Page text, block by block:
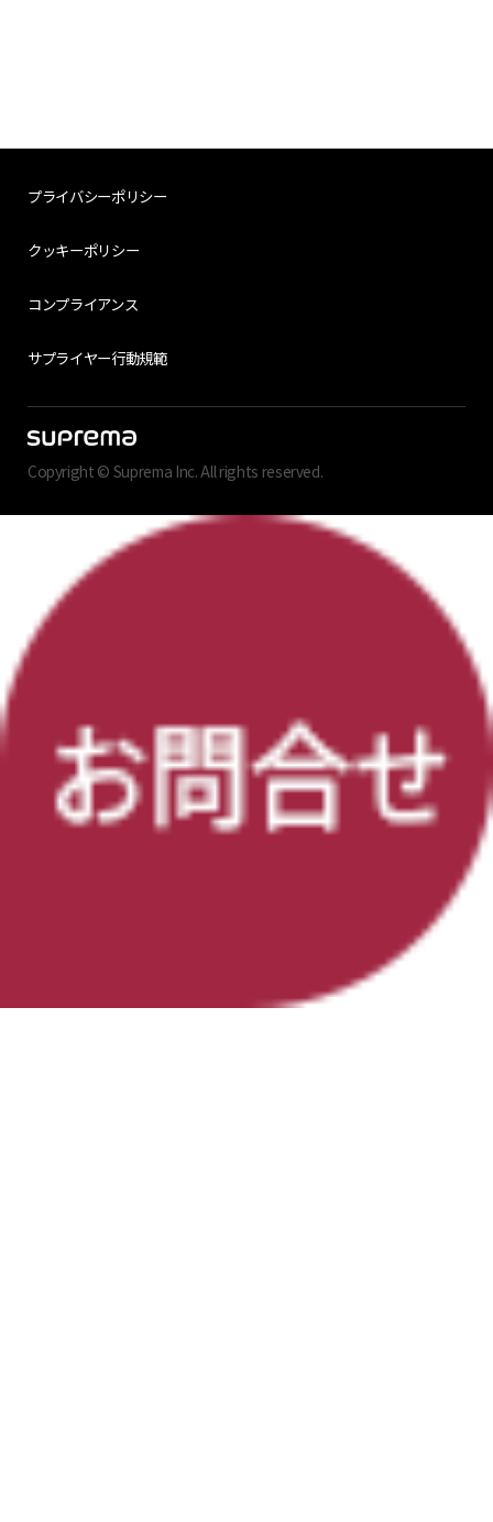
プライバシーポリシー
クッキーポリシー
コンプライアンス
サプライヤー行動規範
Copyright © Suprema Inc. All rights reserved.